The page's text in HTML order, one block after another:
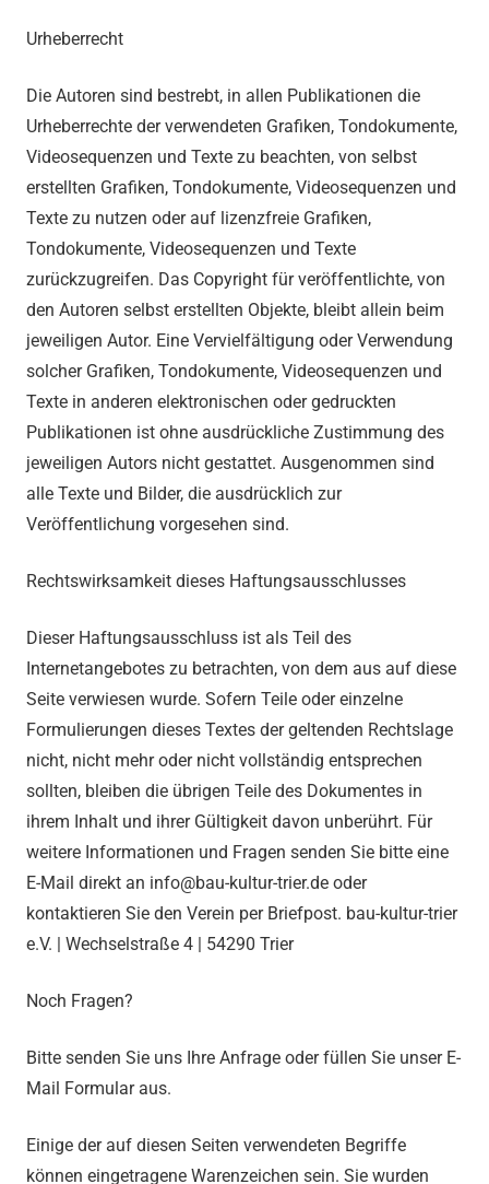
Urheberrecht
Die Autoren sind bestrebt, in allen Publikationen die
Urheberrechte der verwendeten Grafiken, Tondokumente,
Videosequenzen und Texte zu beachten, von selbst
erstellten Grafiken, Tondokumente, Videosequenzen und
Texte zu nutzen oder auf lizenzfreie Grafiken,
Tondokumente, Videosequenzen und Texte
zurückzugreifen. Das Copyright für veröffentlichte, von
den Autoren selbst erstellten Objekte, bleibt allein beim
jeweiligen Autor. Eine Vervielfältigung oder Verwendung
solcher Grafiken, Tondokumente, Videosequenzen und
Texte in anderen elektronischen oder gedruckten
Publikationen ist ohne ausdrückliche Zustimmung des
jeweiligen Autors nicht gestattet. Ausgenommen sind
alle Texte und Bilder, die ausdrücklich zur
Veröffentlichung vorgesehen sind.
Rechtswirksamkeit dieses Haftungsausschlusses
Dieser Haftungsausschluss ist als Teil des
Internetangebotes zu betrachten, von dem aus auf diese
Seite verwiesen wurde. Sofern Teile oder einzelne
Formulierungen dieses Textes der geltenden Rechtslage
nicht, nicht mehr oder nicht vollständig entsprechen
sollten, bleiben die übrigen Teile des Dokumentes in
ihrem Inhalt und ihrer Gültigkeit davon unberührt. Für
weitere Informationen und Fragen senden Sie bitte eine
E-Mail direkt an info@bau-kultur-trier.de oder
kontaktieren Sie den Verein per Briefpost. bau-kultur-trier
e.V. | Wechselstraße 4 | 54290 Trier
Noch Fragen?
Bitte senden Sie uns Ihre Anfrage oder füllen Sie unser E-
Mail Formular aus.
Einige der auf diesen Seiten verwendeten Begriffe
können eingetragene Warenzeichen sein. Sie wurden